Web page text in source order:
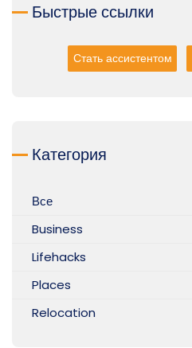
Быстрые ссылки
Стать ассистентом
Категория
Все
Business
Lifehacks
Places
Relocation